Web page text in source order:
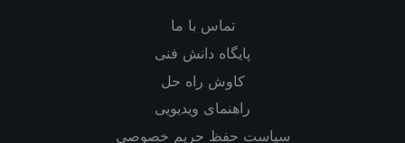
تماس با ما
پایگاه دانش فنی
کاوش راه حل
راهنمای ویدیویی
سیاست حفظ حریم خصوصی